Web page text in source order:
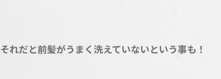
それだと前髪がうまく洗えていないという事も！